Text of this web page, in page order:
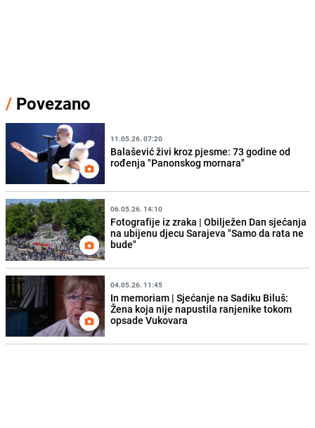
/ Povezano
11.05.26. 07:20
Balašević živi kroz pjesme: 73 godine od
rođenja "Panonskog mornara"
06.05.26. 14:10
Fotografije iz zraka | Obilježen Dan sjećanja
na ubijenu djecu Sarajeva "Samo da rata ne
bude"
04.05.26. 11:45
In memoriam | Sjećanje na Sadiku Biluš:
Žena koja nije napustila ranjenike tokom
opsade Vukovara